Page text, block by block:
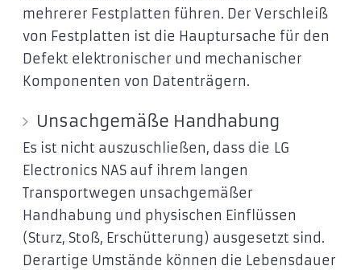
mehrerer Festplatten führen. Der Verschleiß
von Festplatten ist die Hauptursache für den
Defekt elektronischer und mechanischer
Komponenten von Datenträgern.
Unsachgemäße Handhabung
Es ist nicht auszuschließen, dass die LG
Electronics NAS auf ihrem langen
Transportwegen unsachgemäßer
Handhabung und physischen Einflüssen
(Sturz, Stoß, Erschütterung) ausgesetzt sind.
Derartige Umstände können die Lebensdauer